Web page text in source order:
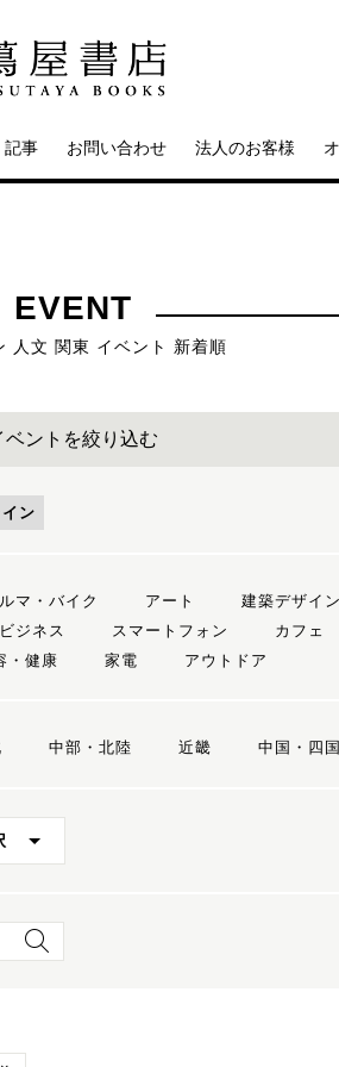
記事 お問い合わせ 法人のお客様
EVENT
人文 関東 イベント 新着順
ベントを絞り込む
ン
マ・バイク アート 建築デザイン
ビジネス スマートフォン カフェ
・健康 家電 アウトドア
中部・北陸 近畿 中国・四国